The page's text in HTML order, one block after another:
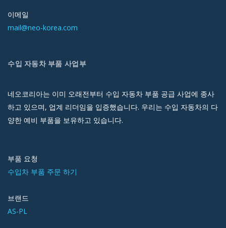
이메일
mail@neo-korea.com
수입 자동차 부품 사업부
네오코리아는 이미 오래전부터 수입 자동차 부품 공급 사업에 종사
하고 있으며, 업계 리더임을 입증했습니다. 우리는 수입 자동차의 다
양한 예비 부품을 보유하고 있습니다.
부품 요청
수입차 부품 주문 하기
브랜드
AS-PL